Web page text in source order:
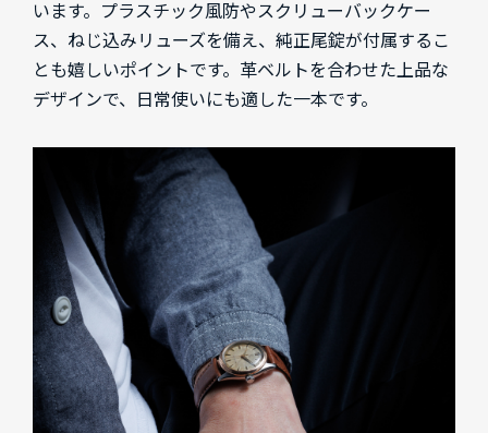
います。プラスチック風防やスクリューバックケー
ス、ねじ込みリューズを備え、純正尾錠が付属するこ
とも嬉しいポイントです。革ベルトを合わせた上品な
デザインで、日常使いにも適した一本です。